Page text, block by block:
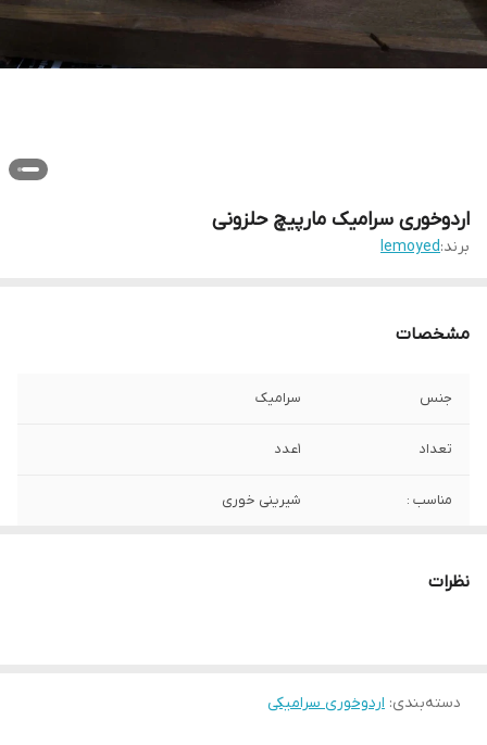
اردوخوری سرامیک مارپیچ حلزونی
برند:lemoyed
مشخصات
جنس سرامیک
تعداد 1عدد
مناسب : شیرینی خوری
نظرات
دسته‌بندی: اردوخوری سرامیکی